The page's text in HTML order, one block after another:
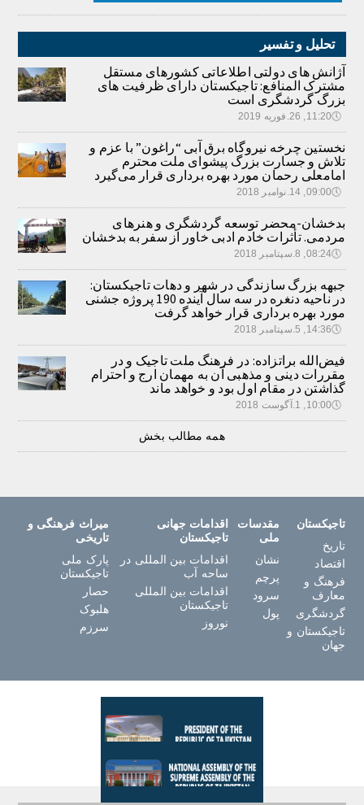
تحلیل و تفسیر
آژانش های دولتی اطلاعاتی کشورهای مستقل
مشترک المنافع: تاجیکستان دارای ظرفیت های
بزرگ گردشگری است
🕔11:20, 26.فوریه 2019
نخستین چرخه نیروگاه برق آبی “راغون” با عزم و
تلاش و جسارت بزرگ پیشوای ملت محترم
امامعلی رحمان مورد بهره برداری قرار می‌گیرد
🕔09:00, 14.نوامبر 2018
بدخشان-محضر توسعه گردشگری و هنرهای
مردمی. تأثرات خادم ادبی خاور از سفر به بدخشان
🕔08:24, 8.سپتامبر 2018
جبهه بزرگ سازندگی در شهر و دهات تاجیکستان:
در ناحیه دنغره در سه سال آینده 190 پروژه جشنی
مورد بهره برداری قرار خواهد گرفت
🕔14:36, 5.سپتامبر 2018
فیض‌الله براتزاده: در فرهنگ ملت تاجیک و در
مقررات دینی و مذهبی آن به مهمان ارج و احترام
گذاشتن در مقام اول بود و خواهد ماند
🕔10:00, 1.آگوست 2018
همه مطالب بخش
تاجیکستان
تاریخ
اقتصاد
فرهنگ و
معارف
گردشگری
تاجیکستان و
جهان
مقدسات
ملی
نشان
پرچم
سرود
پول
اقدامات جهانی
تاجیکستان
اقدامات بین المللی در
ساحه آب
اقدامات بین المللی
تاجیکستان
نوروز
میراث فرهنگی و
تاریخی
پارک ملی
تاجیکستان
حصار
هلبوک
سرزم